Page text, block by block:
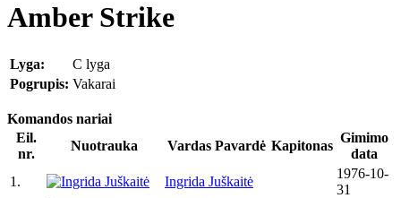
Amber Strike
Lyga:
C lyga
Pogrupis: Vakarai
Komandos nariai
Eil.
nr.
Nuotrauka Vardas Pavardė Kapitonas
Gimimo
data
1.
Ingrida Juškaitė
1976-10-
31